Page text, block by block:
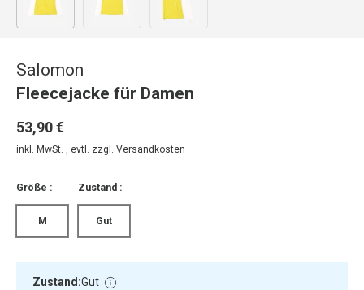
Bild 1 in Galerieansicht laden
Salomon
Fleecejacke für Damen
53,90 €
inkl. MwSt. , evtl. zzgl. Versandkosten
Größe :
M
Zustand :
Gut
Zustand:Gut